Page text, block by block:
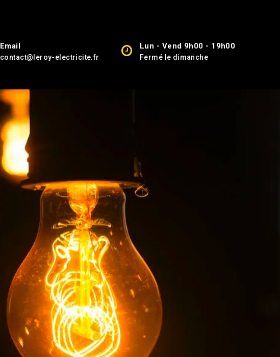
Email
contact@leroy-electricite.fr
Lun - Vend 9h00 - 19h00
Fermé le dimanche